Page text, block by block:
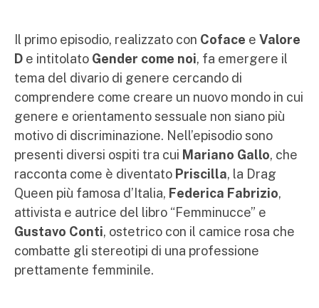
Il primo episodio, realizzato con Coface e Valore
D e intitolato Gender come noi, fa emergere il
tema del divario di genere cercando di
comprendere come creare un nuovo mondo in cui
genere e orientamento sessuale non siano più
motivo di discriminazione. Nell’episodio sono
presenti diversi ospiti tra cui Mariano Gallo, che
racconta come è diventato Priscilla, la Drag
Queen più famosa d’Italia, Federica Fabrizio,
attivista e autrice del libro “Femminucce” e
Gustavo Conti, ostetrico con il camice rosa che
combatte gli stereotipi di una professione
prettamente femminile.